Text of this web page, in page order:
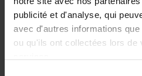
publicité et d'analyse, qui
avec d'autres informations
ou qu'ils ont collectées lors de
Avantages :
• Absorption et garde-au-sec
liquides pour une sensation de
Aide à
enveloppe extérieure respirante.
• Contrôle des odeurs :Neutralise